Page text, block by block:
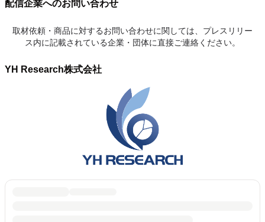
配信企業へのお問い合わせ
取材依頼・商品に対するお問い合わせに関しては、プレスリリー
ス内に記載されている企業・団体に直接ご連絡ください。
YH Research株式会社